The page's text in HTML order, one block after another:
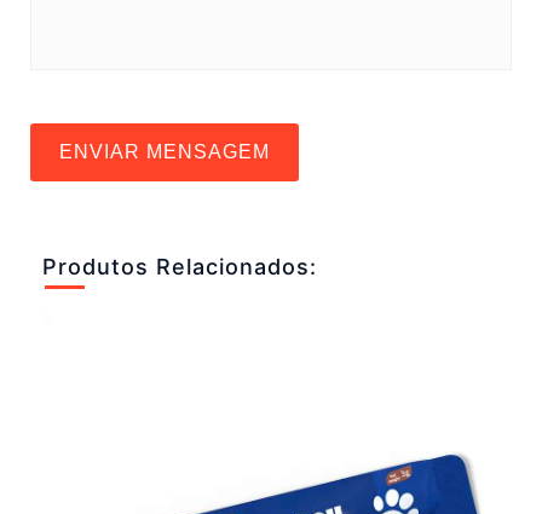
ENVIAR MENSAGEM
Produtos Relacionados: